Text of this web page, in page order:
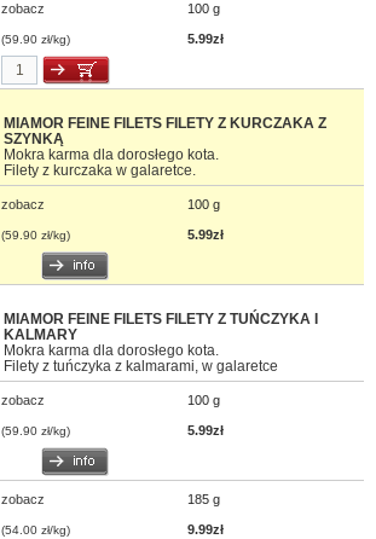
zobacz 100 g
(59.90 zł/kg) 5.99zł
MIAMOR FEINE FILETS FILETY Z KURCZAKA Z
SZYNKĄ
Mokra karma dla dorosłego kota.
Filety z kurczaka w galaretce.
zobacz 100 g
(59.90 zł/kg) 5.99zł
MIAMOR FEINE FILETS FILETY Z TUŃCZYKA I
KALMARY
Mokra karma dla dorosłego kota.
Filety z tuńczyka z kalmarami, w galaretce
zobacz 100 g
(59.90 zł/kg) 5.99zł
zobacz 185 g
(54.00 zł/kg) 9.99zł